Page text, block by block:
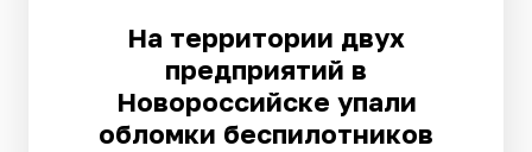
На территории двух
предприятий в
Новороссийске упали
обломки беспилотников